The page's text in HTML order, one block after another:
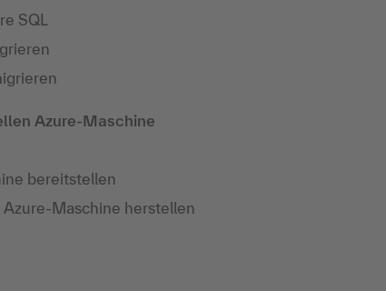
SQL
Azure-Maschine
bereitstellen
Maschine herstellen